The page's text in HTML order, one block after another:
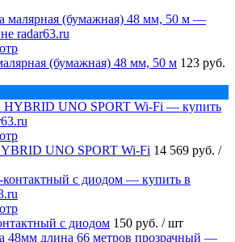
(бумажная) 48 мм, 50 м 123 руб.
UNO SPORT Wi-Fi 14 569 руб. /
с диодом 150 руб. / шт